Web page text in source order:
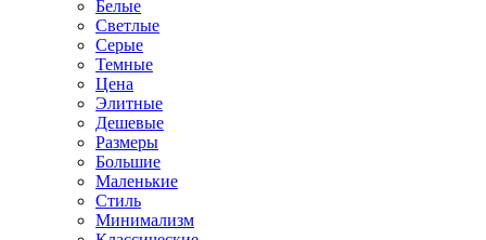
Белые
Светлые
Серые
Темные
Цена
Элитные
Дешевые
Размеры
Большие
Маленькие
Стиль
Минимализм